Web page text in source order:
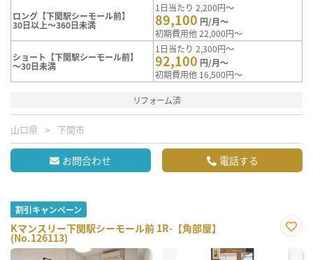
ロング【下関駅シーモール前】
30日以上～360日未満
1日当たり 2,200円～
89,100 円/月～
初期費用他 22,000円～
ショート【下関駅シーモール前】
～30日未満
1日当たり 2,300円～
92,100 円/月～
初期費用他 16,500円～
リフォーム済
山口県 下関市
お問合わせ 電話する
割引キャンペーン
Kマンスリー下関駅シーモール前 1R-【角部屋】
(No.126113)
に入